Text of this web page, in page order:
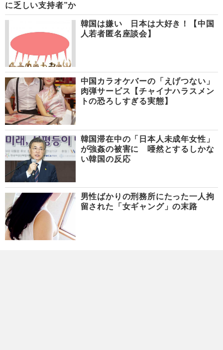
に乏しい支持者”か
韓国は嫌い 日本は大好き！【中国
人若者匿名座談会】
中国カラオケバーの「えげつない」
肉弾サービス【チャイナハラスメン
トの恐ろしすぎる実態】
韓国滞在中の「日本人未成年女性」
が強姦の被害に 唖然とするしかな
い韓国の反応
男性ばかりの刑務所にたった一人拘
留された「女ギャング」の末路